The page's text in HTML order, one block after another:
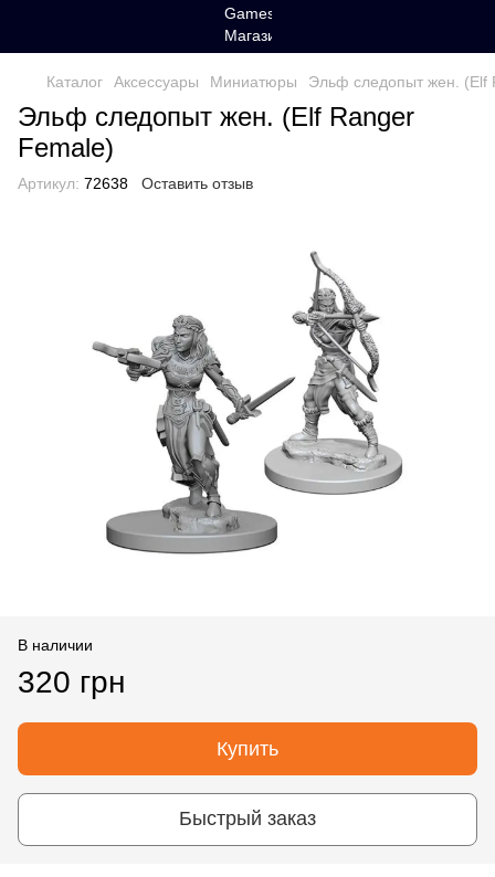
Каталог Аксессуары Миниатюры Эльф следопыт жен. (Elf
Эльф следопыт жен. (Elf Ranger
Female)
Артикул: 72638 Оставить отзыв
В наличии
320 грн
Купить
Быстрый заказ